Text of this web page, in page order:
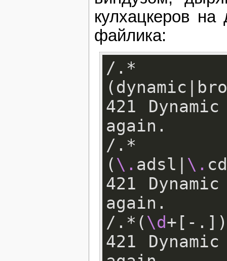
кулхацкеров
файлика:
/.*
421
again.
/.*
(\. adsl| \.
421
again.
/.*(\d+[-
421